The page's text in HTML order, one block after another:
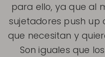
para ello, ya que al
sujetadores push up
que necesitan y
Son iguales que